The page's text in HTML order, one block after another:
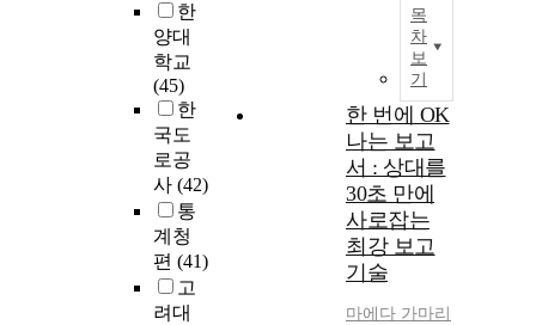
한
양대
학교
(45)
한
국도
로공
사 (42)
통
계청
편 (41)
고
려대
목
차
보
기
한 번에 OK
나는 보고
서 : 상대를
30초 만에
사로잡는
최강 보고
기술
마에다 가마리